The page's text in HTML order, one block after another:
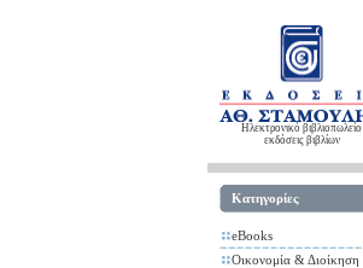
Ηλεκτρονικό βιβλιοπωλείο
εκδόσεις βιβλίων
Κατηγορίες
eBooks
Οικονομία & Διοίκηση